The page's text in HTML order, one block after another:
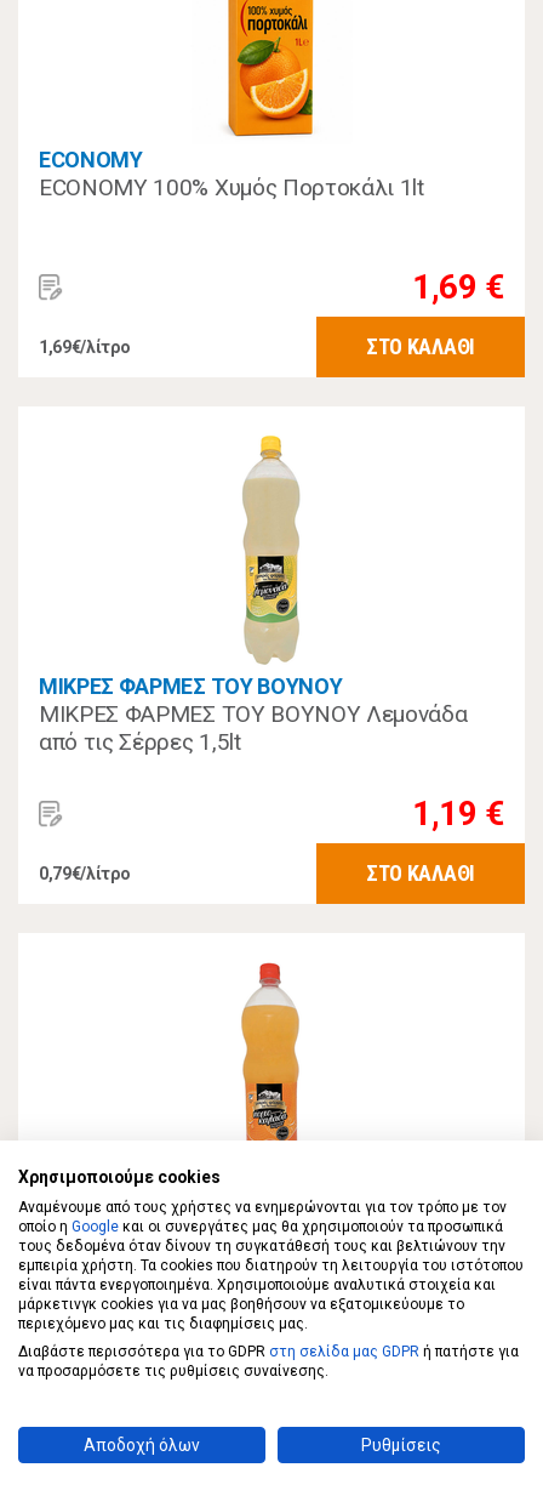
ECONOMY
ECONOMY 100% Χυμός Πορτοκάλι 1lt
1,69 €
1,69€/λίτρο ΣΤΟ ΚΑΛΑΘΙ
ΜΙΚΡΕΣ ΦΑΡΜΕΣ ΤΟΥ ΒΟΥΝΟΥ
ΜΙΚΡΕΣ ΦΑΡΜΕΣ ΤΟΥ ΒΟΥΝΟΥ Λεμονάδα
από τις Σέρρες 1,5lt
1,19 €
0,79€/λίτρο ΣΤΟ ΚΑΛΑΘΙ
ΜΙΚΡΕΣ ΦΑΡΜΕΣ ΤΟΥ ΒΟΥΝΟΥ
ΜΙΚΡΕΣ ΦΑΡΜΕΣ ΤΟΥ ΒΟΥΝΟΥ
Πορτοκαλάδα από τις Σέρρες 1,5lt
1,19 €
Χρησιμοποιούμε cookies
Αναμένουμε από τους χρήστες να ενημερώνονται για τον τρόπο με τον
οποίο η Google και οι συνεργάτες μας θα χρησιμοποιούν τα προσωπικά
τους δεδομένα όταν δίνουν τη συγκατάθεσή τους και βελτιώνουν την
εμπειρία χρήστη. Τα cookies που διατηρούν τη λειτουργία του ιστότοπου
είναι πάντα ενεργοποιημένα. Χρησιμοποιούμε αναλυτικά στοιχεία και
μάρκετινγκ cookies για να μας βοηθήσουν να εξατομικεύουμε το
περιεχόμενο μας και τις διαφημίσεις μας.
Διαβάστε περισσότερα για το GDPR στη σελίδα μας GDPR ή πατήστε για
να προσαρμόσετε τις ρυθμίσεις συναίνεσης.
Αποδοχή όλων Ρυθμίσεις